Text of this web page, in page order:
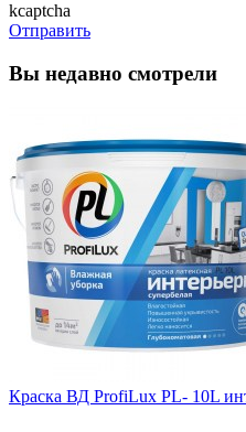
kcaptcha
Отправить
Вы недавно смотрели
Краска ВД ProfiLux PL- 10L